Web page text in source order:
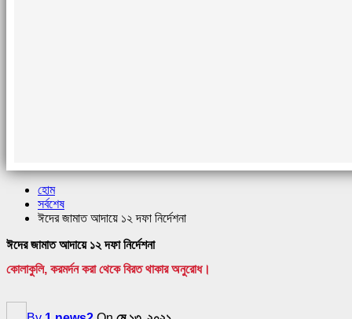
হোম
সর্বশেষ
ঈদের জামাত আদায়ে ১২ দফা নির্দেশনা
ঈদের জামাত আদায়ে ১২ দফা নির্দেশনা
কোলাকুলি, করমর্দন করা থেকে বিরত থাকার অনুরোধ।